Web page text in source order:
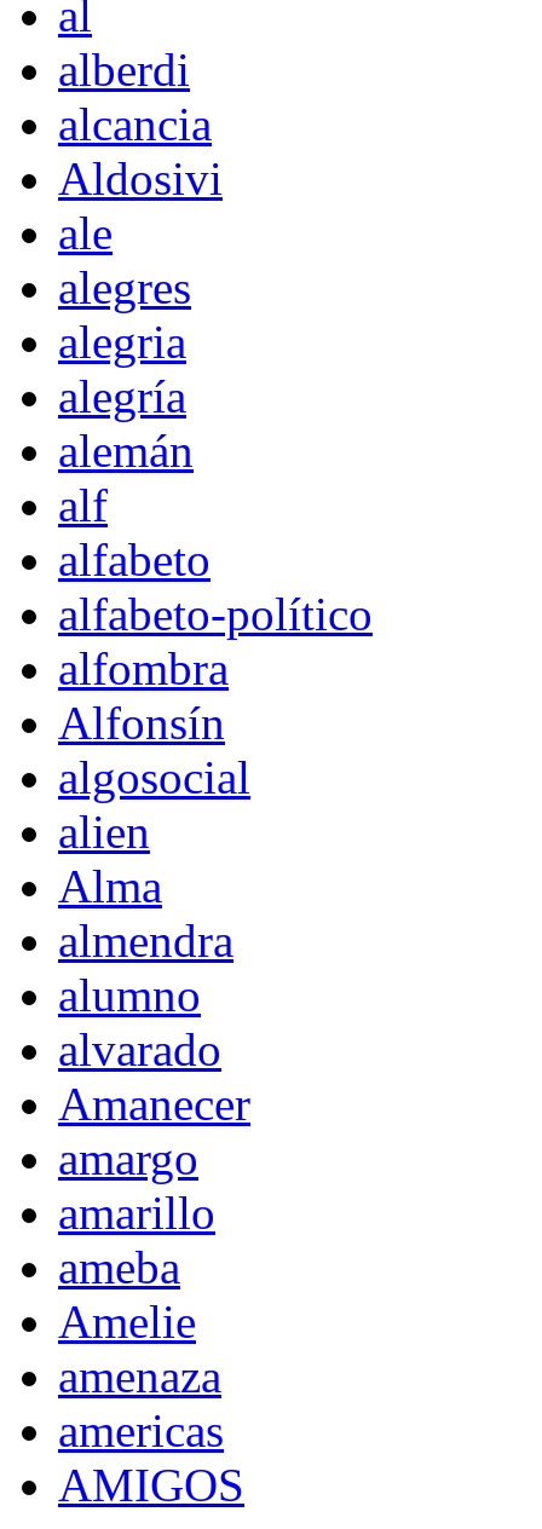
al
alberdi
alcancia
Aldosivi
ale
alegres
alegria
alegría
alemán
alf
alfabeto
alfabeto-político
alfombra
Alfonsín
algosocial
alien
Alma
almendra
alumno
alvarado
Amanecer
amargo
amarillo
ameba
Amelie
amenaza
americas
AMIGOS